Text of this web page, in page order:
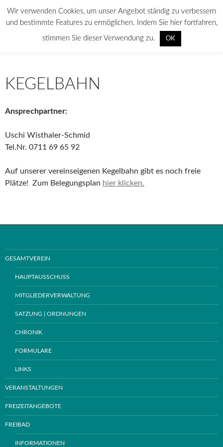
ASV Botnang
KEGELBAHN
Ansprechpartner:
Uschi Wisthaler-Schmid
Tel.Nr. 0711 69 65 92
Auf unserer vereinseigenen Kegelbahn gibt es noch freie
Plätze! Zum Belegungsplan hier klicken.
GESAMTVEREIN
HAUPTAUSSCHUSS
MITGLIEDERVERWALTUNG
SATZUNG | ORDNUNGEN
CHRONIK
FORMULARE
LINKS
VERANSTALTUNGEN
FREIZEITANGEBOTE
FREIBAD
INFORMATIONEN
Wir verwenden Cookies, um unser Angebot ständig zu verbessern
und bestimmte Features zu ermöglichen. Indem Sie hier fortfahren,
stimmen Sie dieser Verwendung zu. OK